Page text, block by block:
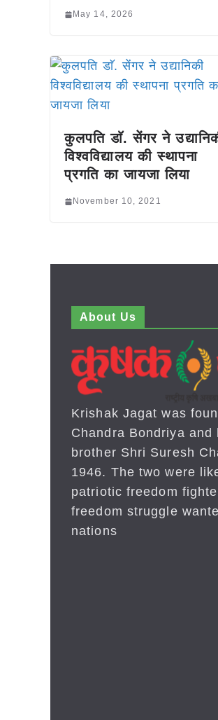
May 14, 2026
कुलपति डाॅ. सेंगर ने
विश्वविद्यालय की स्थापना
प्रगति का जायजा लिया
November 10, 2021
About Us
Krishak Jagat was
Chandra Bondriya and
brother Shri Suresh
1946. The two were
patriotic freedom
freedom struggle
nations